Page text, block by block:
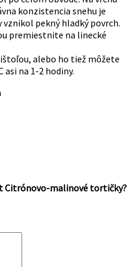
konzistencia snehu je
pekný hladký povrch.
premiestnite na linecké
alebo ho tiež môžete
asi na 1-2 hodiny.
Citrónovo-malinové tortičky?